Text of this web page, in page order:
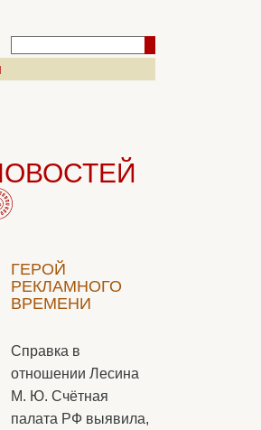
ГЕРОЙ
РЕКЛАМНОГО
ВРЕМЕНИ
Справка в
отношении Лесина
М. Ю. Счётная
палата РФ выявила,